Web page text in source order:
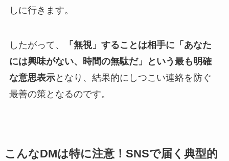
しに行きます。
したがって、
「無視」することは相手に「あなた
には興味がない、時間の無駄だ」という最も明確
な意思表示となり、結果的にしつこい連絡を防ぐ
最善の策となるのです。
こんなDMは特に注意！SNSで届く典型的